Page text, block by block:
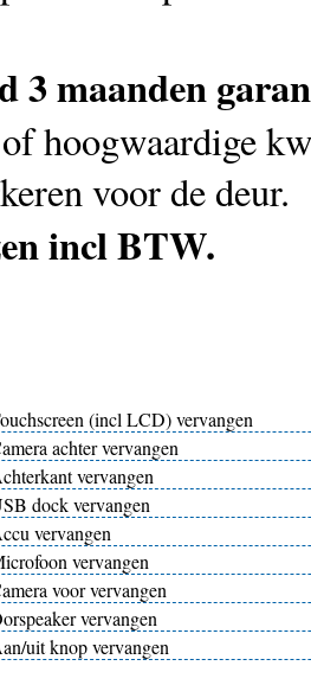
3 maanden
hoogwaardige
voor de deur.
incl BTW.
(incl LCD) vervangen
achter vervangen
vervangen
dock vervangen
vervangen
vervangen
voor vervangen
vervangen
uit knop vervangen